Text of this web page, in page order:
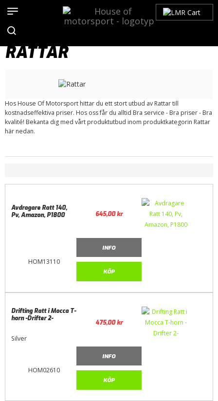
>Bilmärken>Volvo>100-Serien>Interiör>
Rattar
RATTAR
Hos House Of Motorsport hittar du ett stort utbud av Rattar till
kostnadseffektiva priser. Hos oss får du alltid Bra service - Bra priser - Bra
kvalité! Bekanta dig med vårt produktutbud inom produktkategorin Rattar
här nedan.
HOM13110
Avdragare Ratt 140,
Pv, Amazon, P1800
645,00kr
INFO
KÖP
HOM02610
Drifting Ratt i Mocca T-
horn -Drifter 2-
Silver
475,00kr
INFO
KÖP